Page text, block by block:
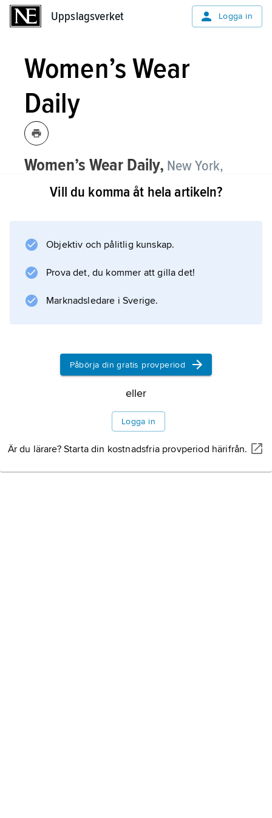
Uppslagsverket Logga in
Women’s Wear
Daily
Women’s Wear Daily, New York,
amerikansk branschtidning för
modevärlden, grundad 1910.
veckan och anses genom sin kritiska
såväl den amerikanska som den europeiska
modebranschen.
Information om artikeln
Vill du komma åt hela artikeln?
Objektiv och pålitlig kunskap.
Prova det, du kommer att gilla det!
Marknadsledare i Sverige.
Påbörja din gratis provperiod
eller
Logga in
Är du lärare? Starta din kostnadsfria provperiod härifrån.